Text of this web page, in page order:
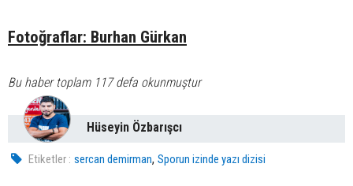
Fotoğraflar: Burhan Gürkan
Bu haber toplam 117 defa okunmuştur
Hüseyin Özbarışcı
Etiketler : sercan demirman,Sporun izinde yazı dizisi